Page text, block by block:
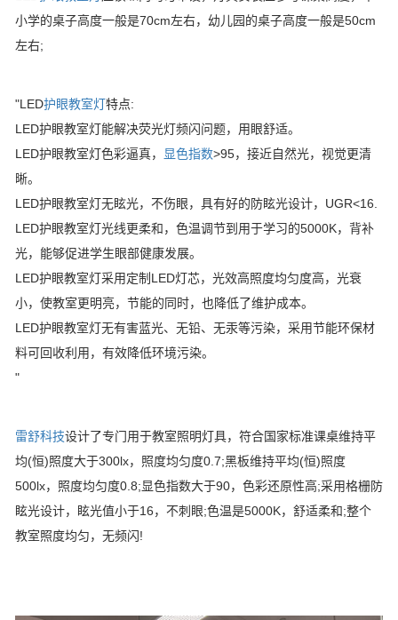
小学的桌子高度一般是70cm左右，幼儿园的桌子高度一般是50cm
左右;
"LED护眼教室灯特点:
LED护眼教室灯能解决荧光灯频闪问题，用眼舒适。
LED护眼教室灯色彩逼真，
显色指数>95，接近自然光，视觉更清
晰。
LED护眼教室灯无眩光，不伤眼，具有好的防眩光设计，UGR<16.
LED护眼教室灯光线更柔和，色温调节到用于学习的5000K，背补
光，能够促进学生眼部健康发展。
LED护眼教室灯采用定制LED灯芯，光效高照度均匀度高，光衰
小，使教室更明亮，节能的同时，也降低了维护成本。
LED护眼教室灯无有害蓝光、无铅、无汞等污染，采用节能环保材
料可回收利用，有效降低环境污染。
"
雷舒科技设计了专门用于教室照明灯具，符合国家标准课桌维持平
均(恒)照度大于300lx，照度均匀度0.7;黑板维持平均(恒)照度
500lx，照度均匀度0.8;显色指数大于90，色彩还原性高;采用格栅防
眩光设计，眩光值小于16，不刺眼;色温是5000K，舒适柔和;整个
教室照度均匀，无频闪!